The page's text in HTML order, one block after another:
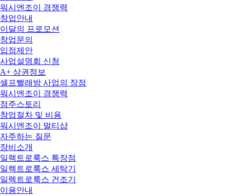
워시엔조이 경쟁력
창업안내
이달의 프로모션
창업문의
입점제안
사업설명회 신청
A+ 상권정보
셀프빨래방 사업의 장점
워시엔조이 경쟁력
점주스토리
창업절차 및 비용
워시엔조이 멀티샵
자주하는 질문
장비소개
일렉트로룩스 특장점
일렉트로룩스 세탁기
일렉트로룩스 건조기
이용안내